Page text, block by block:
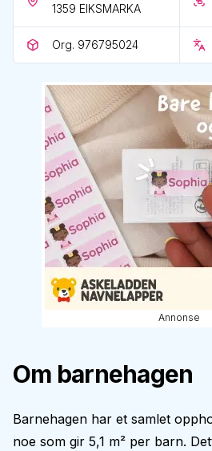
1359 EIKSMARKA
Org. 976795024
Annonse
Om barnehagen
Barnehagen har et samlet
noe som gir 5,1 m² per barn.